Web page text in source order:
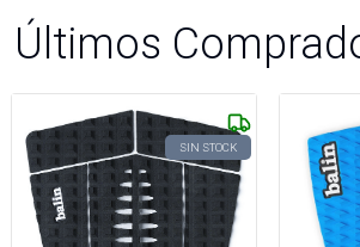
Últimos
SIN STOCK